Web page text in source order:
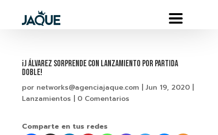
¡J ÁLVAREZ SORPRENDE CON LANZAMIENTO POR PARTIDA
DOBLE!
por networks@agenciajaque.com Jun 19, 2020|
Lanzamientos
0 Comentarios
Comparte en tus redes